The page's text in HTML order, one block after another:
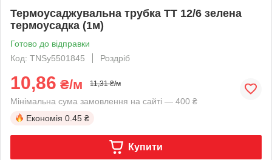
Термоусаджувальна трубка ТТ 12/6 зелена
термоусадка (1м)
Готово до відправки
Код: TNSy5501845
Роздріб
10,86 ₴/м 11,31 ₴/м
Мінімальна сума замовлення на сайті — 400 ₴
Економія 0.45 ₴
Купити